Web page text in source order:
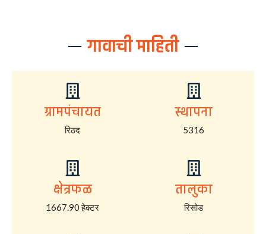
गावाची माहिती
ग्रामपंचायत
रिठद
स्थापना
5316
क्षेत्रफळ
1667.90 हेक्टर
तालुका
रिसोड